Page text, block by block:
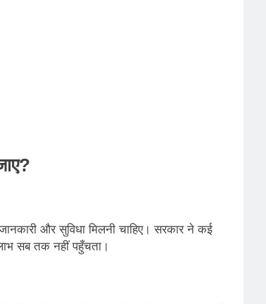
और सुविधा मिलनी चाहिए। सरकार ने कई
सब तक नहीं पहुँचता।